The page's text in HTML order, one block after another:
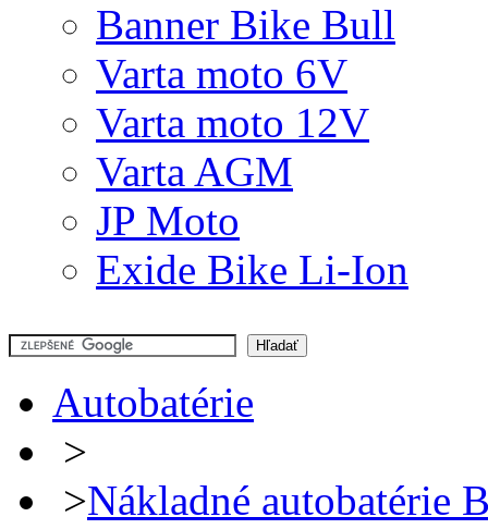
Banner Bike Bull
Varta moto 6V
Varta moto 12V
Varta AGM
JP Moto
Exide Bike Li-Ion
Autobatérie
>
>Nákladné autobatérie